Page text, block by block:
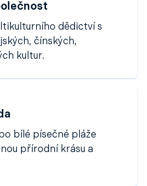
čínskéaindické kuchyně
historieatradic, které
Milovníci přírody ocení
, například
měst
a pohostinností.
dědictví s
čínských,
kultur.
bílé písečné pláže
přírodní krásu a